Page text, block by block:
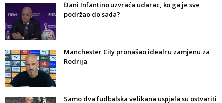
Đani Infantino uzvraća udarac, ko ga je sve
podržao do sada?
Manchester City pronašao idealnu zamjenu za
Rodrija
Samo dva fudbalska velikana uspjela su ostvariti